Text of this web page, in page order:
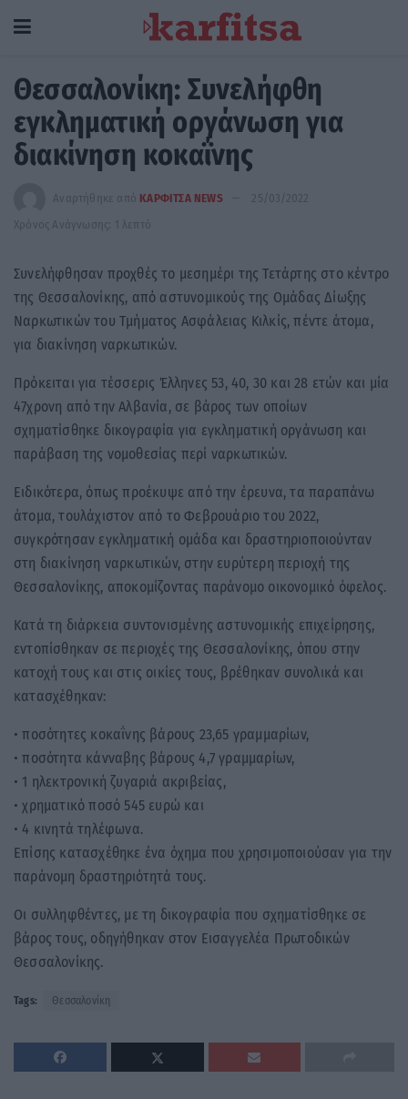
Θεσσαλονίκη: Συνελήφθη
εγκληματική οργάνωση για
διακίνηση κοκαΐνης
Αναρτήθηκε από ΚΑΡΦΙΤΣΑ NEWS
25/03/2022
Χρόνος Ανάγνωσης: 1 λεπτό
Συνελήφθησαν προχθές το μεσημέρι της Τετάρτης στο κέντρο
της Θεσσαλονίκης, από αστυνομικούς της Ομάδας Δίωξης
Ναρκωτικών του Τμήματος Ασφάλειας Κιλκίς, πέντε άτομα,
για διακίνηση ναρκωτικών.
Πρόκειται για τέσσερις Έλληνες 53, 40, 30 και 28 ετών και μία
47χρονη από την Αλβανία, σε βάρος των οποίων
σχηματίσθηκε δικογραφία για εγκληματική οργάνωση και
παράβαση της νομοθεσίας περί ναρκωτικών.
Ειδικότερα, όπως προέκυψε από την έρευνα, τα παραπάνω
άτομα, τουλάχιστον από το Φεβρουάριο του 2022,
συγκρότησαν εγκληματική ομάδα και δραστηριοποιούνταν
στη διακίνηση ναρκωτικών, στην ευρύτερη περιοχή της
Θεσσαλονίκης, αποκομίζοντας παράνομο οικονομικό όφελος.
Κατά τη διάρκεια συντονισμένης αστυνομικής επιχείρησης,
εντοπίσθηκαν σε περιοχές της Θεσσαλονίκης, όπου στην
κατοχή τους και στις οικίες τους, βρέθηκαν συνολικά και
κατασχέθηκαν:
• ποσότητες κοκαΐνης βάρους 23,65 γραμμαρίων,
• ποσότητα κάνναβης βάρους 4,7 γραμμαρίων,
• 1 ηλεκτρονική ζυγαριά ακριβείας,
• χρηματικό ποσό 545 ευρώ και
• 4 κινητά τηλέφωνα.
Επίσης κατασχέθηκε ένα όχημα που χρησιμοποιούσαν για την
παράνομη δραστηριότητά τους.
Οι συλληφθέντες, με τη δικογραφία που σχηματίσθηκε σε
βάρος τους, οδηγήθηκαν στον Εισαγγελέα Πρωτοδικών
Θεσσαλονίκης.
Tags: Θεσσαλονίκη